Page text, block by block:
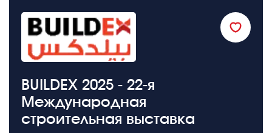
BUILDEX 2025 - 22-я
Международная
строительная выставка